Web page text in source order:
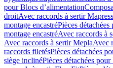
pour Blocs d’alimentation
droitAvec raccords à sertir Mapress
montage encastréPièces
montage encastréAvec raccords à
Avec raccords à sertir MeplaAvec
raccords filetésPièces détachées
siège inclinéPièces détachées